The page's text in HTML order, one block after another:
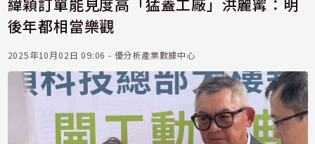
後年都相當樂觀
2025年10月02日 09:06 - 優分析產業數據中心